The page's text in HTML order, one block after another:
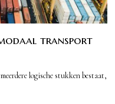
transport
logische stukken bestaat,